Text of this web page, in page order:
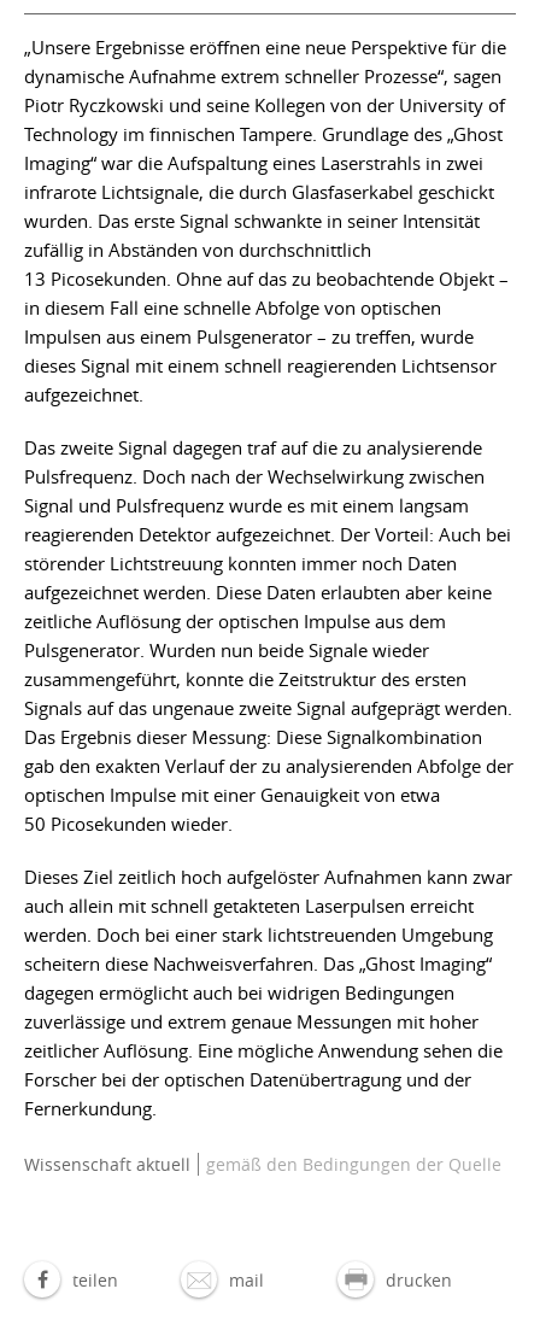
„Unsere Ergebnisse eröffnen eine neue Perspektive für die
dynamische Aufnahme extrem schneller Prozesse“, sagen
Piotr Ryczkowski und seine Kollegen von der University of
Technology im finnischen Tampere. Grundlage des „Ghost
Imaging“ war die Aufspaltung eines Laserstrahls in zwei
infrarote Lichtsignale, die durch Glasfaserkabel geschickt
wurden. Das erste Signal schwankte in seiner Intensität
zufällig in Abständen von durchschnittlich
13 Picosekunden. Ohne auf das zu beobachtende Objekt –
in diesem Fall eine schnelle Abfolge von optischen
Impulsen aus einem Pulsgenerator – zu treffen, wurde
dieses Signal mit einem schnell reagierenden Lichtsensor
aufgezeichnet.
Das zweite Signal dagegen traf auf die zu analysierende
Pulsfrequenz. Doch nach der Wechselwirkung zwischen
Signal und Pulsfrequenz wurde es mit einem langsam
reagierenden Detektor aufgezeichnet. Der Vorteil: Auch bei
störender Lichtstreuung konnten immer noch Daten
aufgezeichnet werden. Diese Daten erlaubten aber keine
zeitliche Auflösung der optischen Impulse aus dem
Pulsgenerator. Wurden nun beide Signale wieder
zusammengeführt, konnte die Zeitstruktur des ersten
Signals auf das ungenaue zweite Signal aufgeprägt werden.
Das Ergebnis dieser Messung: Diese Signalkombination
gab den exakten Verlauf der zu analysierenden Abfolge der
optischen Impulse mit einer Genauigkeit von etwa
50 Picosekunden wieder.
Dieses Ziel zeitlich hoch aufgelöster Aufnahmen kann zwar
auch allein mit schnell getakteten Laserpulsen erreicht
werden. Doch bei einer stark lichtstreuenden Umgebung
scheitern diese Nachweisverfahren. Das „Ghost Imaging“
dagegen ermöglicht auch bei widrigen Bedingungen
zuverlässige und extrem genaue Messungen mit hoher
zeitlicher Auflösung. Eine mögliche Anwendung sehen die
Forscher bei der optischen Datenübertragung und der
Fernerkundung.
Wissenschaft aktuell gemäß den Bedingungen der Quelle
teilen mail drucken